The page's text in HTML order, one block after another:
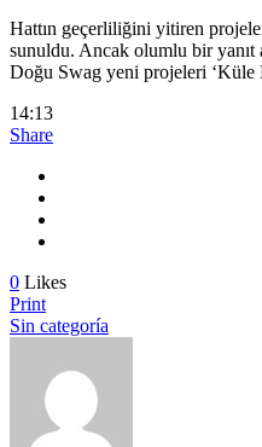
Hattın geçerliliğini yitiren
sunuldu. Ancak olumlu bir yanıt
Doğu Swag yeni projeleri ‘Küle
14:13
Share
0 Likes
Print
Sin categoría